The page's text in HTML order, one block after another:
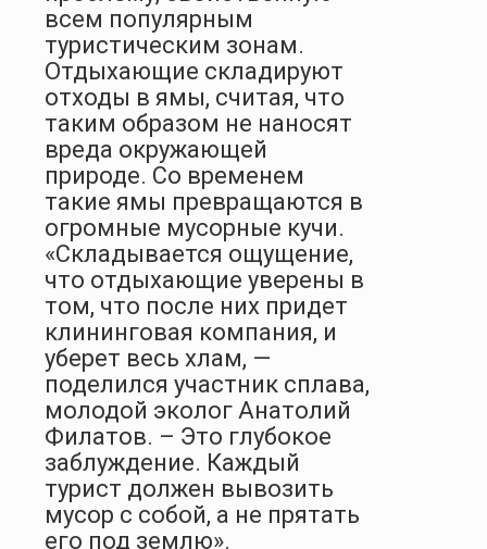
всем популярным
туристическим зонам.
Отдыхающие складируют
отходы в ямы, считая, что
таким образом не наносят
вреда окружающей
природе. Со временем
такие ямы превращаются в
огромные мусорные кучи.
«Складывается ощущение,
что отдыхающие уверены в
том, что после них придет
клининговая компания, и
уберет весь хлам, —
поделился участник сплава,
молодой эколог Анатолий
Филатов. – Это глубокое
заблуждение. Каждый
турист должен вывозить
мусор с собой, а не прятать
его под землю».